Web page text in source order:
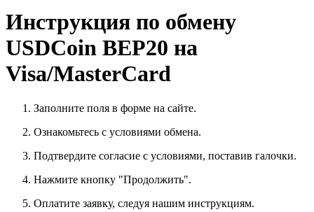
Инструкция по обмену
USDCoin BEP20 на
Visa/MasterCard
Заполните поля в форме на сайте.
Ознакомьтесь с условиями обмена.
Подтвердите согласие с условиями, поставив галочки.
Нажмите кнопку "Продолжить".
Оплатите заявку, следуя нашим инструкциям.